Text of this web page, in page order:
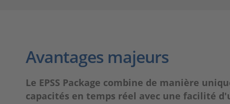
Avantages majeurs
Le EPSS Package combine de manière
capacités en temps réel avec une facilité